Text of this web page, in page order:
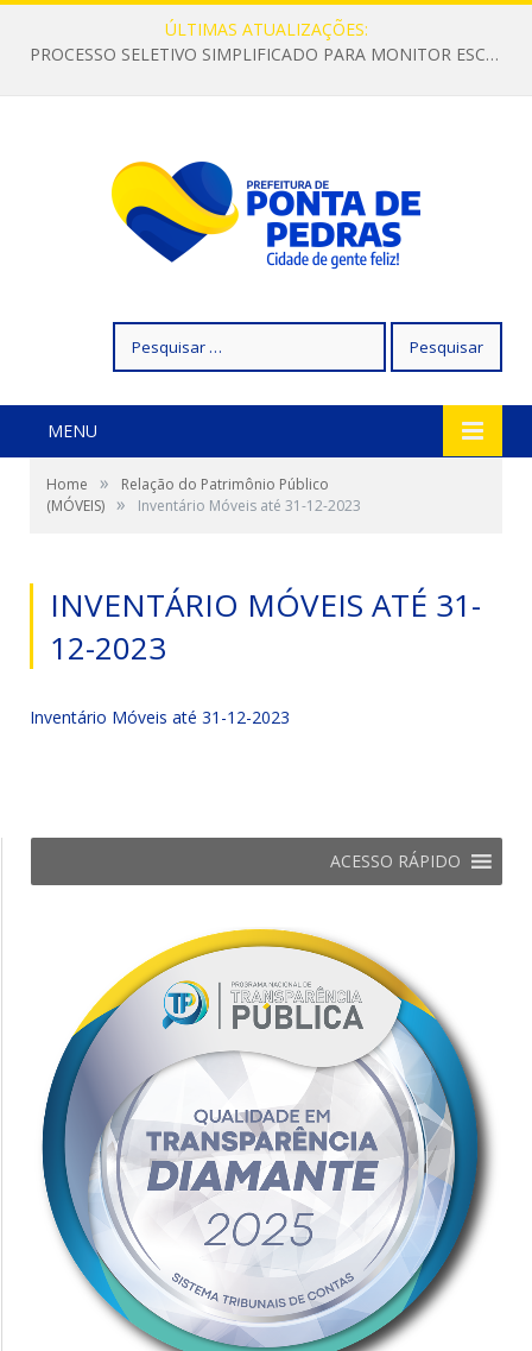
ÚLTIMAS ATUALIZAÇÕES:
PROCESSO SELETIVO SIMPLIFICADO PARA MONITOR ESCOLAR
por:
MENU
Home »
Relação do Patrimônio Público
(MÓVEIS) » Inventário Móveis até 31-12-2023
INVENTÁRIO MÓVEIS ATÉ 31-
12-2023
Inventário Móveis até 31-12-2023
ACESSO RÁPIDO